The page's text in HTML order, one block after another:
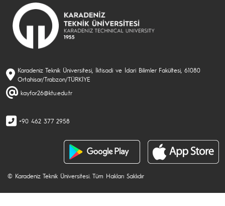
Karadeniz Teknik Üniversitesi, İktisadi ve İdari Bilimler Fakültesi, 61080
Ortahisar/Trabzon/TÜRKİYE
kayfor26@ktu.edu.tr
+90 462 377 2958
© Karadeniz Teknik Üniversitesi. Tüm Hakları Saklıdır